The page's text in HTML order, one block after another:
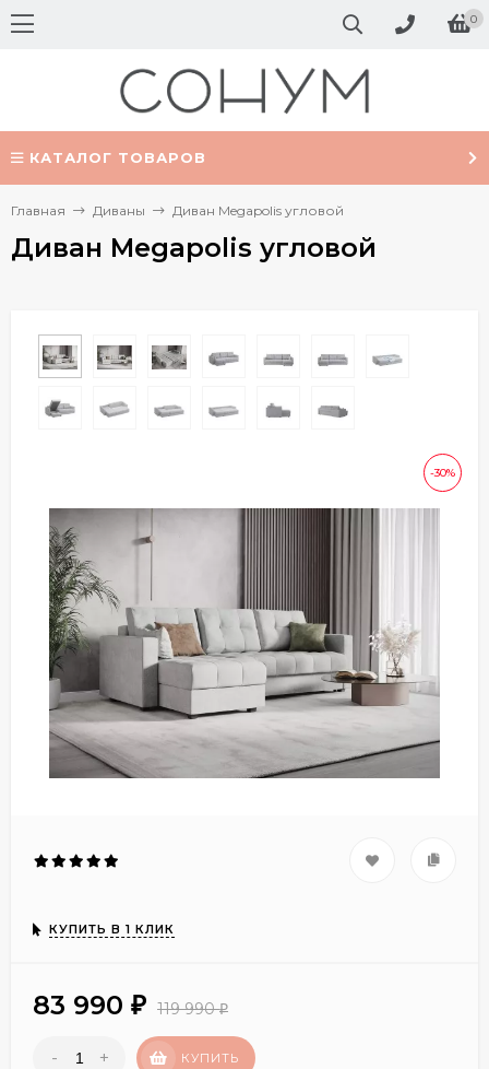
0
КАТАЛОГ ТОВАРОВ
Главная Диваны Диван Megapolis угловой
Диван Megapolis угловой
-30%
КУПИТЬ В 1 КЛИК
83 990 ₽ 119 990₽
- + КУПИТЬ